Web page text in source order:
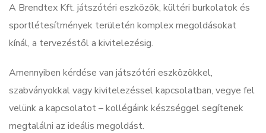
A Brendtex Kft. játszótéri eszközök, kültéri burkolatok és
sportlétesítmények területén komplex megoldásokat
kínál, a tervezéstől a kivitelezésig.
Amennyiben kérdése van játszótéri eszközökkel,
szabványokkal vagy kivitelezéssel kapcsolatban, vegye fel
velünk a kapcsolatot – kollégáink készséggel segítenek
megtalálni az ideális megoldást.